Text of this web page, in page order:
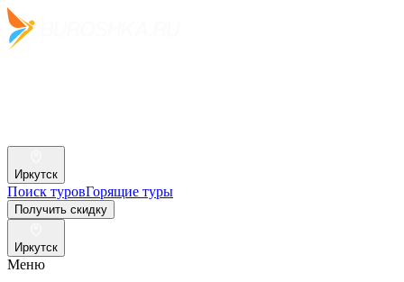
Иркутск
Поиск туровГорящие туры
Получить скидку
Иркутск
Меню